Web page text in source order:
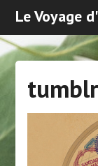
Le Voyage